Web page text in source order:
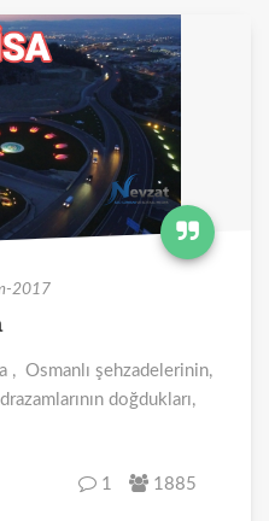
2017
, Osmanlı şehzadelerinin,
doğdukları,
1 1885